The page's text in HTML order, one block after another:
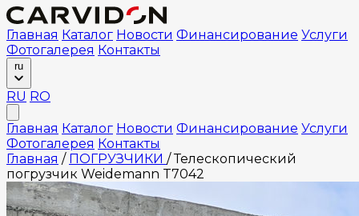
Главная Каталог Новости Финансирование Услуги
Фотогалерея Контакты
ru
RU RO
Главная Каталог Новости Финансирование Услуги
Фотогалерея Контакты
Главная / ПОГРУЗЧИКИ / Телескопический
погрузчик Weidemann T7042